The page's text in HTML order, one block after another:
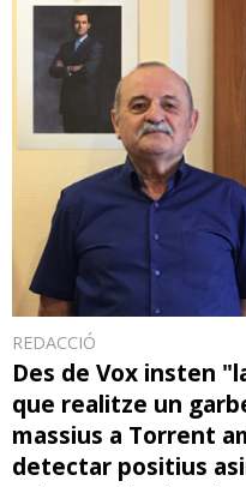
REDACCIÓ
Des de Vox insten
que realitze un
massius a Torrent
detectar positius